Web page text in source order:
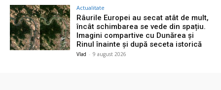
Actualitate
Râurile Europei au secat atât de mult,
încât schimbarea se vede din spațiu.
Imagini compartive cu Dunărea și
Rinul înainte și după seceta istorică
Vlad - 9 august 2026